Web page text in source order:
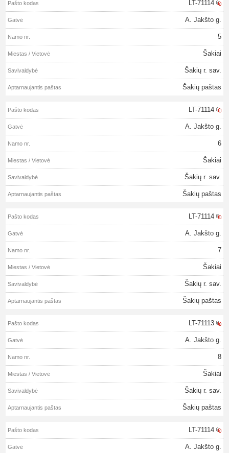
LT-71114
A. Jakšto g.
5
Šakiai
Šakių r. sav.
Šakių paštas
LT-71114
A. Jakšto g.
6
Šakiai
Šakių r. sav.
Šakių paštas
LT-71114
A. Jakšto g.
7
Šakiai
Šakių r. sav.
Šakių paštas
LT-71113
A. Jakšto g.
8
Šakiai
Šakių r. sav.
Šakių paštas
LT-71114
A. Jakšto g.